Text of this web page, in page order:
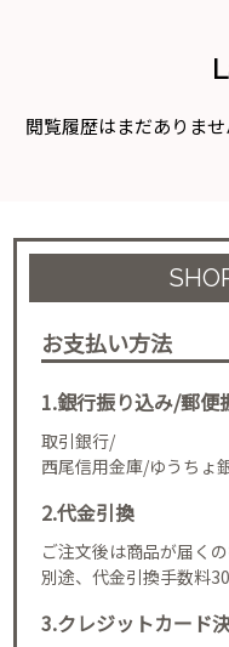
閲覧履歴はまだありま
お支払い方法
1.銀行振り込み/郵便
取引銀行/
西尾信用金庫/ゆうち
2.代金引換
ご注文後は商品が届く
別途、代金引換手数料
3.クレジットカード